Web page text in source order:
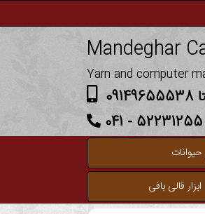
Mandeghar
Yarn and computer
حیوانات
ابزار قالی بافی